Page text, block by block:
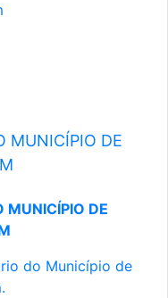
MUNICÍPIO DE
MUNICÍPIO DE
do Município de